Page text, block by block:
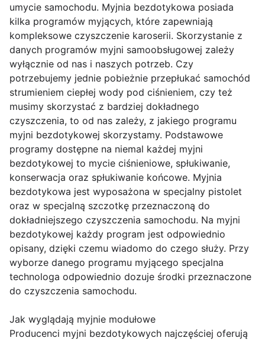
umycie samochodu. Myjnia bezdotykowa posiada
kilka programów myjących, które zapewniają
kompleksowe czyszczenie karoserii. Skorzystanie z
danych programów myjni samoobsługowej zależy
wyłącznie od nas i naszych potrzeb. Czy
potrzebujemy jednie pobieżnie przepłukać samochód
strumieniem ciepłej wody pod ciśnieniem, czy też
musimy skorzystać z bardziej dokładnego
czyszczenia, to od nas zależy, z jakiego programu
myjni bezdotykowej skorzystamy. Podstawowe
programy dostępne na niemal każdej myjni
bezdotykowej to mycie ciśnieniowe, spłukiwanie,
konserwacja oraz spłukiwanie końcowe. Myjnia
bezdotykowa jest wyposażona w specjalny pistolet
oraz w specjalną szczotkę przeznaczoną do
dokładniejszego czyszczenia samochodu. Na myjni
bezdotykowej każdy program jest odpowiednio
opisany, dzięki czemu wiadomo do czego służy. Przy
wyborze danego programu myjącego specjalna
technologa odpowiednio dozuje środki przeznaczone
do czyszczenia samochodu.
Jak wyglądają myjnie modułowe
Producenci myjni bezdotykowych najczęściej oferują